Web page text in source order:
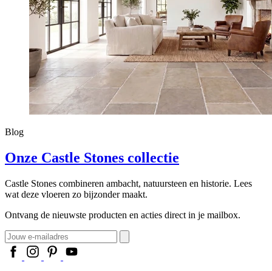
Blog
Onze Castle Stones collectie
Castle Stones combineren ambacht, natuursteen en historie. Lees
wat deze vloeren zo bijzonder maakt.
Ontvang de nieuwste producten en acties direct in je mailbox.